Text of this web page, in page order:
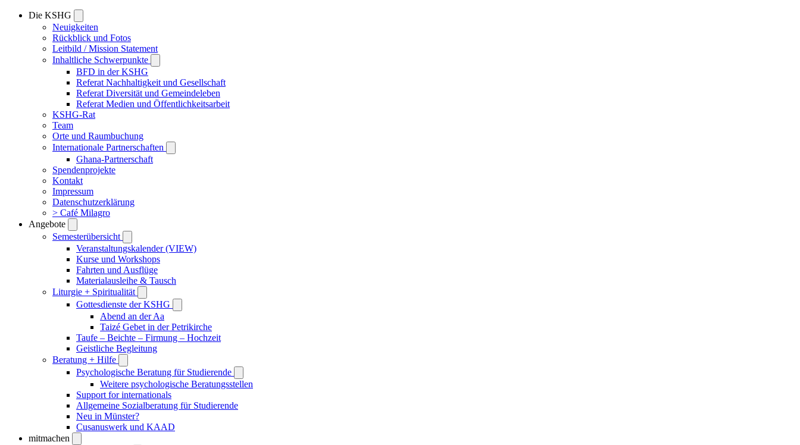
Die KSHG
Neuigkeiten
Rückblick und Fotos
Leitbild / Mission Statement
Inhaltliche Schwerpunkte
BFD in der KSHG
Referat Nachhaltigkeit und Gesellschaft
Referat Diversität und Gemeindeleben
Referat Medien und Öffentlichkeitsarbeit
KSHG-Rat
Team
Orte und Raumbuchung
Internationale Partnerschaften
Ghana-Partnerschaft
Spendenprojekte
Kontakt
Impressum
Datenschutzerklärung
> Café Milagro
Angebote
Semesterübersicht
Veranstaltungskalender (VIEW)
Kurse und Workshops
Fahrten und Ausflüge
Materialausleihe & Tausch
Liturgie + Spiritualität
Gottesdienste der KSHG
Abend an der Aa
Taizé Gebet in der Petrikirche
Taufe – Beichte – Firmung – Hochzeit
Geistliche Begleitung
Beratung + Hilfe
Psychologische Beratung für Studierende
Weitere psychologische Beratungsstellen
Support for internationals
Allgemeine Sozialberatung für Studierende
Neu in Münster?
Cusanuswerk und KAAD
mitmachen